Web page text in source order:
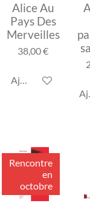
Alice Au
Pays Des
Merveilles
38,00 €
Ajouter au panier
Rencontre
en
octobre